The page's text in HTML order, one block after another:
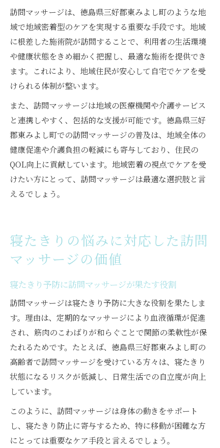
訪問マッサージは、徳島県三好郡東みよし町のような地
域で地域密着型のケアを実現する重要な手段です。地域
に根差した施術院が訪問することで、利用者の生活環境
や健康状態をきめ細かく把握し、最適な施術を提供でき
ます。これにより、地域住民が安心して自宅でケアを受
けられる体制が整います。
また、訪問マッサージは地域の医療機関や介護サービス
と連携しやすく、包括的な支援が可能です。徳島県三好
郡東みよし町での訪問マッサージの普及は、地域全体の
健康促進や介護負担の軽減にも寄与しており、住民の
QOL向上に貢献しています。地域密着の視点でケアを受
けたい方にとって、訪問マッサージは最適な選択肢と言
えるでしょう。
寝たきりの悩みに対応した訪問
マッサージの価値
寝たきり予防に訪問マッサージが果たす役割
訪問マッサージは寝たきり予防に大きな役割を果たしま
す。理由は、定期的なマッサージにより血液循環が促進
され、筋肉のこわばりが和らぐことで関節の柔軟性が保
たれるためです。たとえば、徳島県三好郡東みよし町の
高齢者で訪問マッサージを受けている方々は、寝たきり
状態になるリスクが低減し、日常生活での自立度が向上
しています。
このように、訪問マッサージは身体の動きをサポート
し、寝たきり防止に寄与するため、特に移動が困難な方
にとっては重要なケア手段と言えるでしょう。